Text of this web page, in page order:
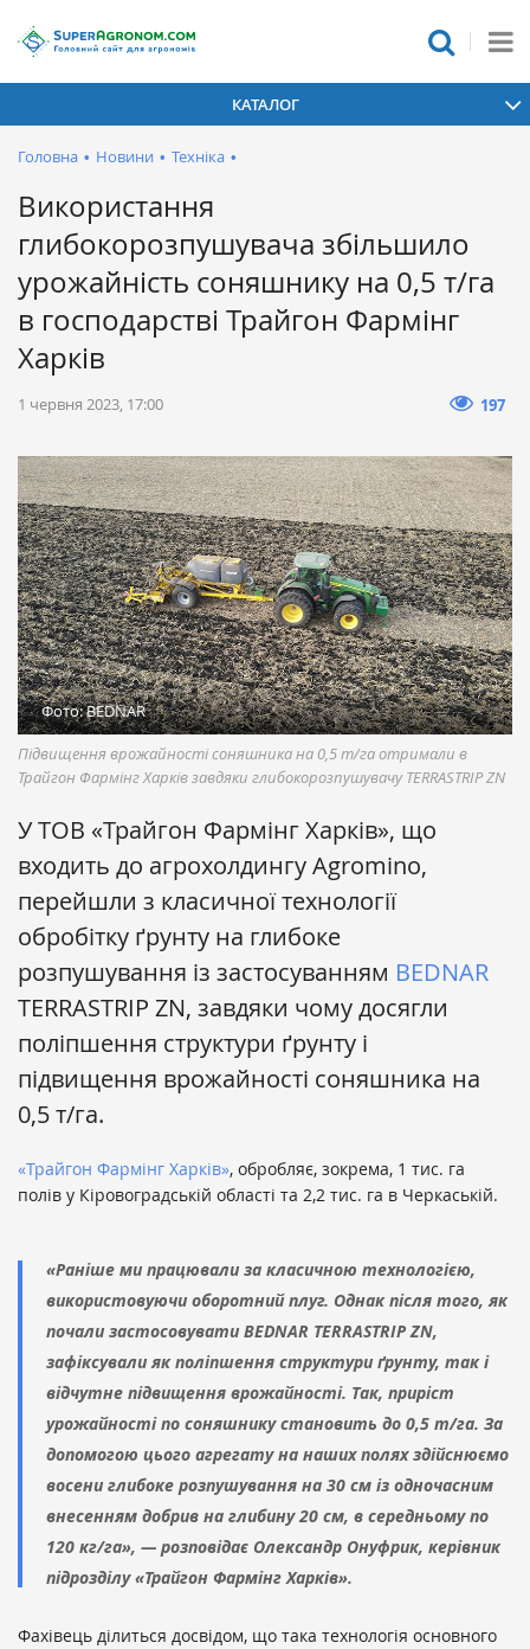
КАТАЛОГ
Головна • Новини • Техніка •
Використання
глибокорозпушувача збільшило
урожайність соняшнику на 0,5 т/га
в господарстві Трайгон Фармінг
Харків
1 червня 2023, 17:00 197
Фото: BEDNAR
Підвищення врожайності соняшника на 0,5 т/га отримали в
Трайгон Фармінг Харків завдяки глибокорозпушувачу TERRASTRIP ZN
У ТОВ «Трайгон Фармінг Харків», що
входить до агрохолдингу Agromino,
перейшли з класичної технології
обробітку ґрунту на глибоке
розпушування із застосуванням BEDNAR
TERRASTRIP ZN, завдяки чому досягли
поліпшення структури ґрунту і
підвищення врожайності соняшника на
0,5 т/га.
«Трайгон Фармінг Харків», обробляє, зокрема, 1 тис. га
полів у Кіровоградській області та 2,2 тис. га в Черкаській.
«Раніше ми працювали за класичною технологією,
використовуючи оборотний плуг. Однак після того, як
почали застосовувати BEDNAR TERRASTRIP ZN,
зафіксували як поліпшення структури ґрунту, так і
відчутне підвищення врожайності. Так, приріст
урожайності по соняшнику становить до 0,5 т/га. За
допомогою цього агрегату на наших полях здійснюємо
восени глибоке розпушування на 30 см із одночасним
внесенням добрив на глибину 20 см, в середньому по
120 кг/га», — розповідає Олександр Онуфрик, керівник
підрозділу «Трайгон Фармінг Харків».
Фахівець ділиться досвідом, що така технологія основного